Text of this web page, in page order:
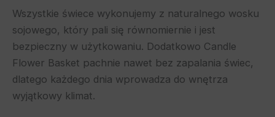
Wszystkie świece wykonujemy z naturalnego wosku
sojowego, który pali się równomiernie i jest
bezpieczny w użytkowaniu. Dodatkowo Candle
Flower Basket pachnie nawet bez zapalania świec,
dlatego każdego dnia wprowadza do wnętrza
wyjątkowy klimat.